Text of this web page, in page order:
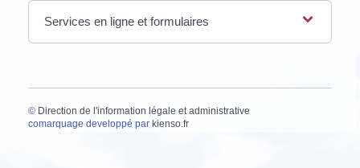
Services en ligne et formulaires
© Direction de l'information légale et administrative
comarquage developpé par kienso.fr